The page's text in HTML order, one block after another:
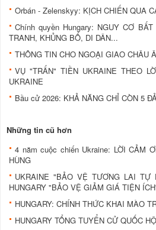
Orbán - Zelenskyy: KỊCH CHIẾN QUA
Chính quyền Hungary: NGUY CƠ
TRANH, KHỦNG BỐ, DI DÂN...
THÔNG TIN CHO NGOẠI GIAO CHÂU
VỤ "TRẤN" TIỀN UKRAINE THEO
UKRAINE
Bầu cử 2026: KHẢ NĂNG CHỈ CÒN 5
Những tin cũ hơn
4 năm cuộc chiến Ukraine: LỜI CẢM
HÙNG
UKRAINE "BẢO VỆ TƯƠNG LAI TỰ
HUNGARY "BẢO VỆ GIẢM GIÁ TIỆN
HUNGARY: CHÍNH THỨC KHAI MÀO
HUNGARY TỔNG TUYỂN CỬ QUỐC